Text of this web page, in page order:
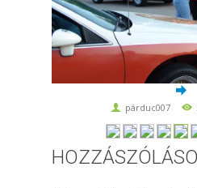
párduc007